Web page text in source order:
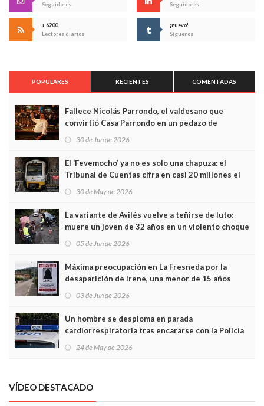
Seguidores
Seguidores
+ 6200
Lectores diarios
¡nuevo!
Síguenos
POPULARES RECIENTES COMENTADAS
Fallece Nicolás Parrondo, el valdesano que
convirtió Casa Parrondo en un pedazo de
Asturias en Madrid
30 de Jun de 2026
El ‘Fevemocho’ ya no es solo una chapuza: el
Tribunal de Cuentas cifra en casi 20 millones el
sobrecoste de los trenes que no cabían por los
30 de May de 2026
La variante de Avilés vuelve a teñirse de luto:
muere un joven de 32 años en un violento choque
frontal
05 de Jun de 2026
Máxima preocupación en La Fresneda por la
desaparición de Irene, una menor de 15 años
03 de Jun de 2026
Un hombre se desploma en parada
cardiorrespiratoria tras encararse con la Policía
Local en Luanco
24 de May de 2026
VÍDEO DESTACADO